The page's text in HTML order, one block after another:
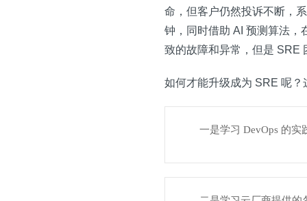
命，但客户仍然投诉不断，
钟，同时借助 AI 预测算法，
致的故障和异常，但是 SRE
如何才能升级成为 SRE 呢
一是学习 DevOps 的实